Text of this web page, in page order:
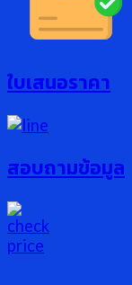
ใบเสนอราคา
สอบถามข้อมูล